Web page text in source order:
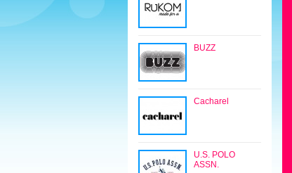
BUZZ
Cacharel
U.S. POLO
ASSN.